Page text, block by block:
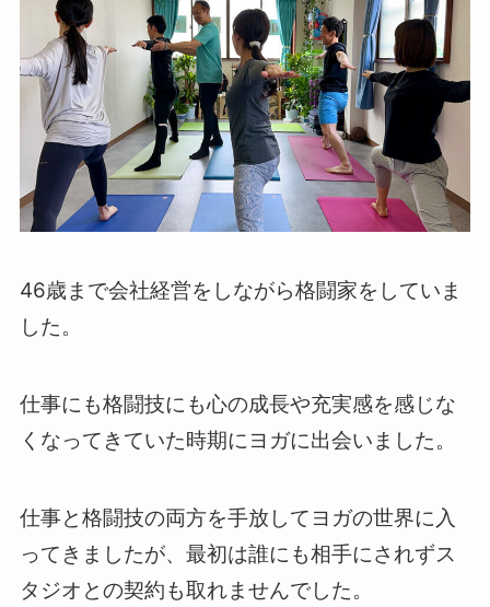
46歳まで会社経営をしながら格闘家をしていま
した。
仕事にも格闘技にも心の成長や充実感を感じな
くなってきていた時期にヨガに出会いました。
仕事と格闘技の両方を手放してヨガの世界に入
ってきましたが、最初は誰にも相手にされずス
タジオとの契約も取れませんでした。